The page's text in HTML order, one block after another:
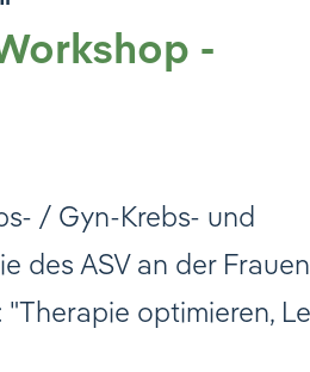
-
/ Gyn-Krebs- und
des ASV an der
optimieren,